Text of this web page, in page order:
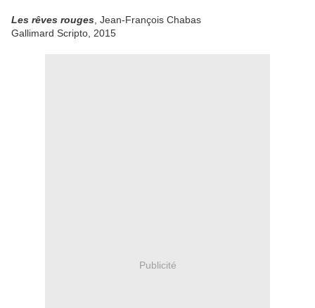
Les rêves rouges , Jean-François Chabas
Gallimard Scripto, 2015
Publicité